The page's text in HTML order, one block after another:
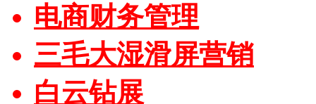
电商财务管理
三毛大湿滑屏营销
白云钻展